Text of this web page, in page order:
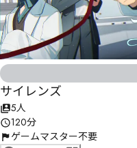
サイレンズ
5人
120分
ゲームマスター不要